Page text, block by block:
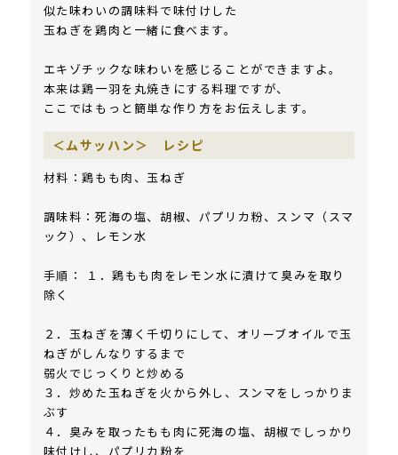
似た味わいの調味料で味付けした
玉ねぎを鶏肉と一緒に食べます。
エキゾチックな味わいを感じることができますよ。
本来は鶏一羽を丸焼きにする料理ですが、
ここではもっと簡単な作り方をお伝えします。
＜ムサッハン＞ レシピ
材料：鶏もも肉、玉ねぎ
調味料：死海の塩、胡椒、パプリカ粉、スンマ（スマ
ック）、レモン水
手順： １．鶏もも肉をレモン水に漬けて臭みを取り
除く
２．玉ねぎを薄く千切りにして、オリーブオイルで玉
ねぎがしんなりするまで
弱火でじっくりと炒める
３．炒めた玉ねぎを火から外し、スンマをしっかりま
ぶす
４．臭みを取ったもも肉に死海の塩、胡椒でしっかり
味付けし、パプリカ粉を